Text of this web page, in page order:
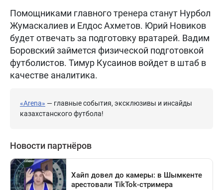
Помощниками главного тренера станут Нурбол
Жумаскалиев и Елдос Ахметов. Юрий Новиков
будет отвечать за подготовку вратарей. Вадим
Боровский займется физической подготовкой
футболистов. Тимур Кусаинов войдет в штаб в
качестве аналитика.
«Arena» — главные события, эксклюзивы и инсайды
казахстанского футбола!